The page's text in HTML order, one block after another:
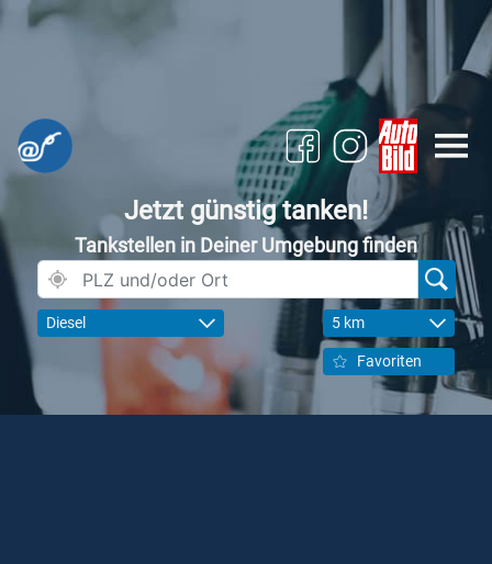
Jetzt günstig tanken!
Tankstellen in Deiner Umgebung finden
Diesel 5 km
Favoriten